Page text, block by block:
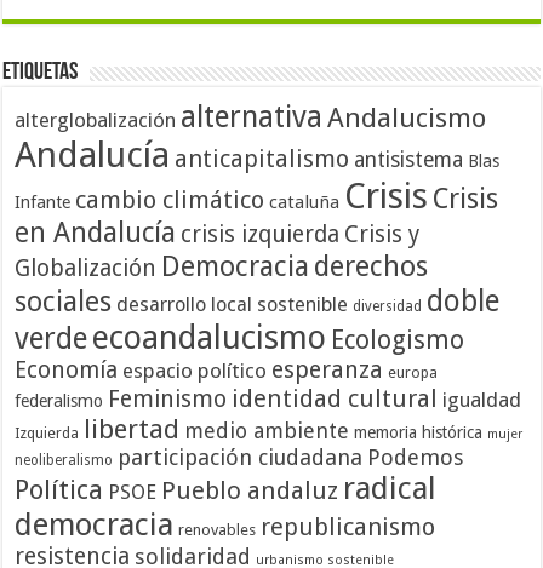
Etiquetas
alterglobalización alternativa Andalucismo
Andalucía anticapitalismo antisistema Blas
Infante cambio climático cataluña Crisis Crisis
en Andalucía crisis izquierda Crisis y
Globalización Democracia derechos
sociales desarrollo local sostenible diversidad doble
verdeecoandalucismo Ecologismo
Economía espacio político esperanza europa
federalismo Feminismo identidad cultural igualdad
Izquierda libertad medio ambiente memoria histórica mujer
neoliberalismo participación ciudadana Podemos
Política PSOE Pueblo andaluz radical
democracia renovables republicanismo
resistencia solidaridad urbanismo sostenible